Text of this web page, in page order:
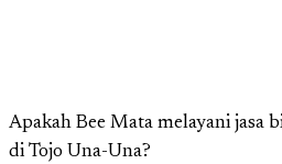
Apakah Bee Mata melayani jasa
di Tojo Una-Una?